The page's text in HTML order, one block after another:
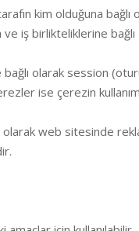
kim olduğuna
ve iş birlikteliklerine
bağlı olarak session
ise çerezin
olarak web sitesinde